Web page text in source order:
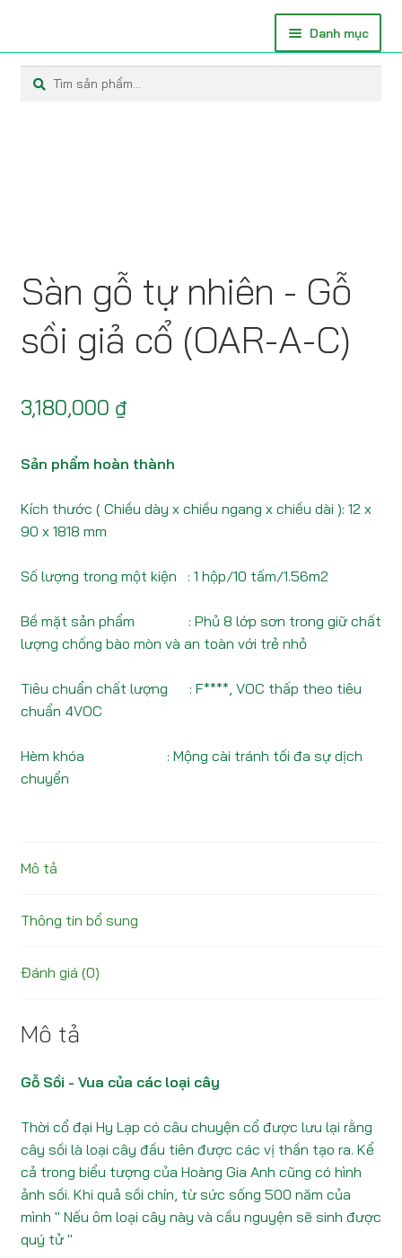
Danh mục
SÀN TỰ NHIÊN KỸ THUẬT
Tìm
kiếm:
Tìm
kiếm
Sàn gỗ tự nhiên - Gỗ
sồi giả cổ (OAR-A-C)
3,180,000 ₫
Sản phẩm hoàn thành
Kích thước ( Chiều dày x chiều ngang x chiều dài ): 12 x
90 x 1818 mm
Số lượng trong một kiện : 1 hộp/10 tấm/1.56m2
Bề mặt sản phẩm : Phủ 8 lớp sơn trong giữ chất
lượng chống bào mòn và an toàn với trẻ nhỏ
Tiêu chuẩn chất lượng : F****, VOC thấp theo tiêu
chuẩn 4VOC
Hèm khóa : Mộng cài tránh tối đa sự dịch
chuyển
Mô tả
Thông tin bổ sung
Đánh giá (0)
Mô tả
Gỗ Sồi - Vua của các loại cây
Thời cổ đại Hy Lạp có câu chuyện cổ được lưu lại rằng
cây sồi là loại cây đầu tiên được các vị thần tạo ra. Kể
cả trong biểu tượng của Hoàng Gia Anh cũng có hình
ảnh sồi. Khi quả sồi chín, từ sức sống 500 năm của
mình " Nếu ôm loại cây này và cầu nguyện sẽ sinh được
quý tử "